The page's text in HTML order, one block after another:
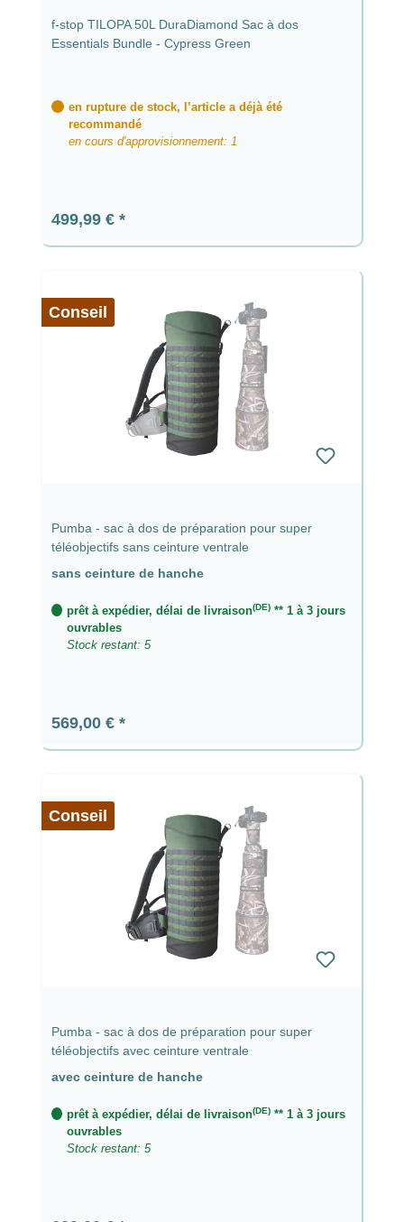
f-stop TILOPA 50L DuraDiamond Sac à dos
Essentials Bundle - Cypress Green
en rupture de stock, l’article a déjà été
recommandé
en cours d'approvisionnement: 1
Prix régulier :
499,99 €
Conseil
Pumba - sac à dos de préparation pour super
téléobjectifs sans ceinture ventrale
sans ceinture de hanche
prêt à expédier, délai de livraison(DE)** 1 à 3 jours
ouvrables
Stock restant: 5
Prix régulier :
569,00 €
Conseil
Pumba - sac à dos de préparation pour super
téléobjectifs avec ceinture ventrale
avec ceinture de hanche
prêt à expédier, délai de livraison(DE)** 1 à 3 jours
ouvrables
Stock restant: 5